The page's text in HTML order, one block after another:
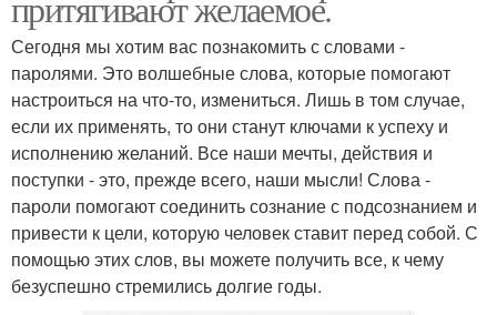
Сегодня мы хотим вас познакомить с словами -
паролями. Это волшебные слова, которые помогают
настроиться на что-то, измениться. Лишь в том случае,
если их применять, то они станут ключами к успеху и
исполнению желаний. Все наши мечты, действия и
поступки - это, прежде всего, наши мысли! Слова -
пароли помогают соединить сознание с подсознанием и
привести к цели, которую человек ставит перед собой. С
помощью этих слов, вы можете получить все, к чему
безуспешно стремились долгие годы.